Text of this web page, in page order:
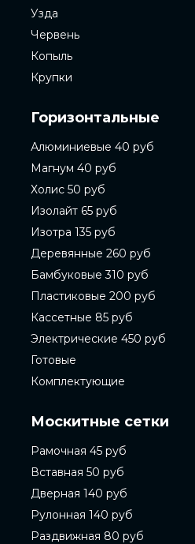
Узда
Червень
Копыль
Крупки
Горизонтальные
Алюминиевые 40 руб
Магнум 40 руб
Холис 50 руб
Изолайт 65 руб
Изотра 135 руб
Деревянные 260 руб
Бамбуковые 310 руб
Пластиковые 200 руб
Кассетные 85 руб
Электрические 450 руб
Готовые
Комплектующие
Москитные сетки
Рамочная 45 руб
Вставная 50 руб
Дверная 140 руб
Рулонная 140 руб
Раздвижная 80 руб